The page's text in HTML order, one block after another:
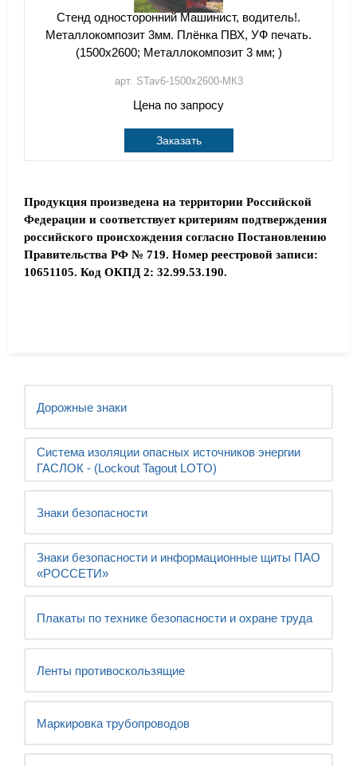
Дорожные знаки
Система изоляции опасных источников энергии
ГАСЛОК - (Lockout Tagout LOTO)
Знаки безопасности
Знаки безопасности и информационные щиты ПАО
«РОССЕТИ»
Плакаты по технике безопасности и охране труда
Ленты противоскользящие
Маркировка трубопроводов
Стенд односторонний Машинист, водитель!.
Металлокомпозит 3мм. Плёнка ПВХ, УФ печать.
(1500х2600; Металлокомпозит 3 мм; )
арт. STav6-1500х2600-МК3
Цена по запросу
Заказать
Продукция произведена на территории Российской
Федерации и соответствует критериям подтверждения
российского происхождения согласно Постановлению
Правительства РФ № 719. Номер реестровой записи:
10651105. Код ОКПД 2: 32.99.53.190.